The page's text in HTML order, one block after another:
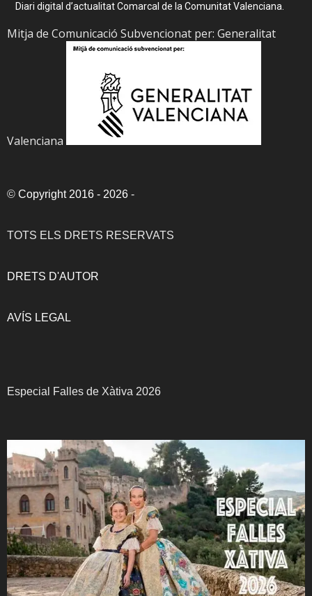
Diari digital d’actualitat Comarcal de la Comunitat Valenciana.
Mitja de Comunicació Subvencionat per: Generalitat
Valenciana
© Copyright 2016 - 2026 -
TOTS ELS DRETS RESERVATS
DRETS D'AUTOR
AVÍS LEGAL
Especial Falles de Xàtiva 2026